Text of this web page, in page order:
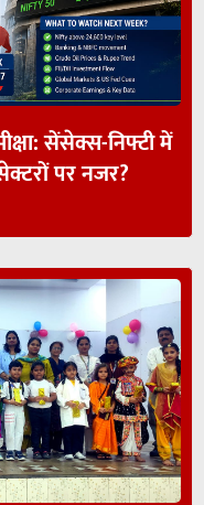
सेंसेक्स-निफ्टी में
पर नजर?